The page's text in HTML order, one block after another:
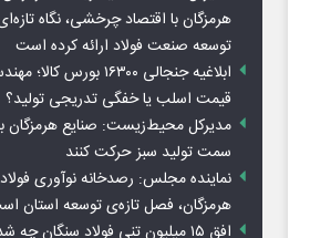
هرمزگان با اقتصاد چرخشی، نگاه
توسعه صنعت فولاد ارائه کرده است
ابلاغیه جنجالی ۱۶۳۰۰ بورس
قیمت اسلب یا خفگی تدریجی تولید؟
مدیرکل محیط‌زیست: صنایع هرمزگان
سمت تولید سبز حرکت کنند
نماینده مجلس: رصدخانه نوآوری فولاد
هرمزگان، فصل تازه‌ی توسعه استان